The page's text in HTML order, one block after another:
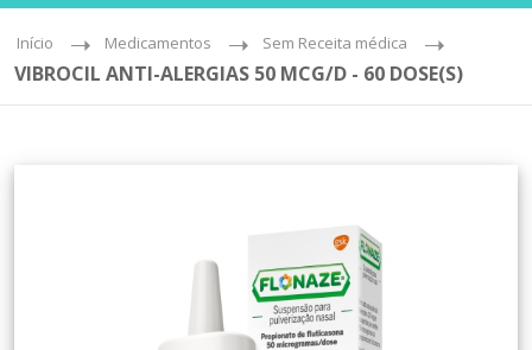
Início Medicamentos Sem Receita médica
VIBROCIL ANTI-ALERGIAS 50 MCG/D - 60 DOSE(S)